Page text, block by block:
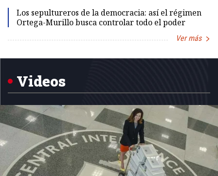
Los sepultureros de la democracia: así el régimen
Ortega-Murillo busca controlar todo el poder
Ver más
Videos